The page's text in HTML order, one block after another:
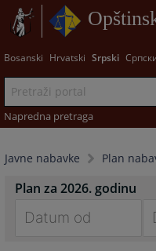
Bosanski Hrvatski Srpski
Napredna pretraga
Javne nabavke Plan
Plan za 2026. godinu